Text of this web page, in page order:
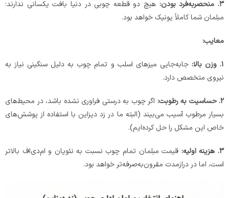
۳. منحصر‌به‌فرد بودن: هیچ دو قطعه چوبی در دنیا بافت یکسانی ندارند؛
مبلمان شما کاملاً یونیک خواهد بود.
معایب:
۱.وزن بالا: جابه‌جایی میزهای اسلب و تمام چوب به دلیل سنگینی نیاز به
نیروی متخصص دارد.
۲.حساسیت به رطوبت: اگر چوب به درستی فراوری نشده باشد، در محیط‌های
بسیار مرطوب آسیب می‌بیند (البته ما در زد دیزاین با استفاده از پوشش‌های
خاص این مشکل را حل کرده‌ایم).
۳. هزینه اولیه: قیمت مبلمان تمام چوب نسبت به نئوپان و ام‌دی‌اف بالاتر
است، اما در درازمدت مقرون‌به‌صرفه‌تر خواهد بود.